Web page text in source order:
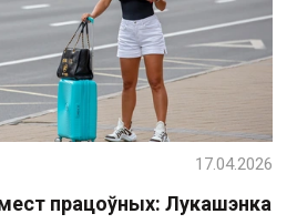
працоўных: Лукашэнка
17.04.2026